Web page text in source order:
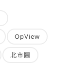
OpView
北市圖